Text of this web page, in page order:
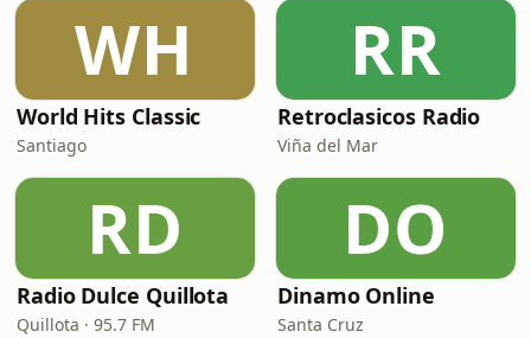
WH
World Hits Classic
Santiago
RR
Retroclasicos Radio
Viña del Mar
RD
Radio Dulce Quillota
Quillota · 95.7 FM
DO
Dinamo Online
Santa Cruz